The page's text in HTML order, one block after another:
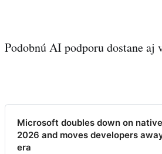
Podobnú AI podporu dostane
Microsoft doubles down on
2026 and moves developers
era